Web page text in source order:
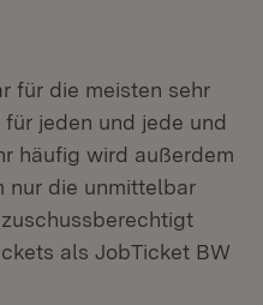
für die meisten sehr
jeden und jede und
häufig wird außerdem
nur die unmittelbar
als JobTicket BW